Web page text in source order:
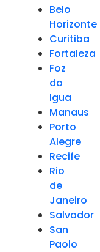
Belo
Horizonte
Curitiba
Fortaleza
Foz
do
Igua
Manaus
Porto
Alegre
Recife
Rio
de
Janeiro
Salvador
San
Paolo